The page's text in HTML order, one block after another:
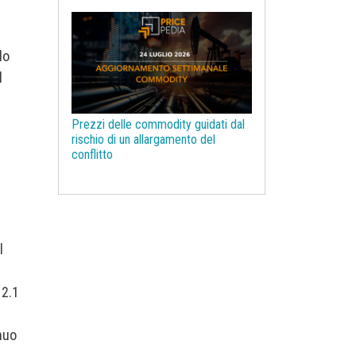
Legno e Carta
Legno ingegnerizzato Litio
Macroeconomia Magnesio
Management Manganese
Materie prime farmaceutiche
Mercati Concorrenziali
Mercati d'asta
Prezzi delle commodity guidati dal
rischio di un allargamento del
conflitto